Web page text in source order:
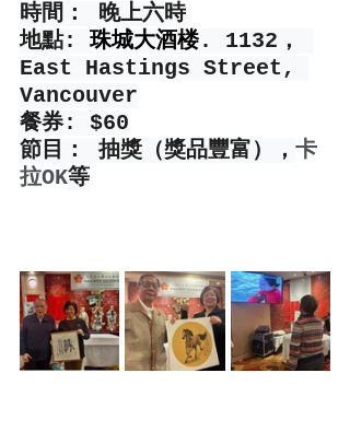
時間： 晚上六時
地點: 珠城大酒楼. 1132，
East Hastings Street,
Vancouver
餐券: $60
節目： 抽獎（獎品豐富）， 卡
拉OK等